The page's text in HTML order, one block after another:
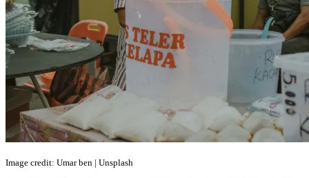
Image credit: Umar ben | Unsplash